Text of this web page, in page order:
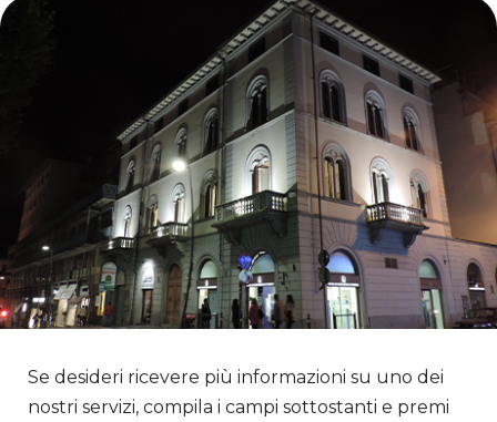
Se desideri ricevere più informazioni su uno dei
nostri servizi, compila i campi sottostanti e premi